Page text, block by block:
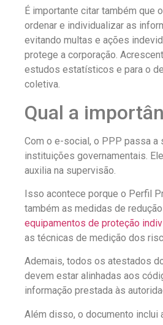
É importante citar também
ordenar e individualizar as
evitando multas e ações
protege a corporação.
estudos estatísticos e para o
coletiva.
Qual a
Com o e-social, o PPP passa a
instituições governamentais.
auxilia na supervisão.
Isso acontece porque o Perfil
também as medidas de
equipamentos de proteção
as técnicas de medição dos
Ademais, todos os atestados
devem estar alinhadas aos
informação prestada às
Além disso, o documento inclui